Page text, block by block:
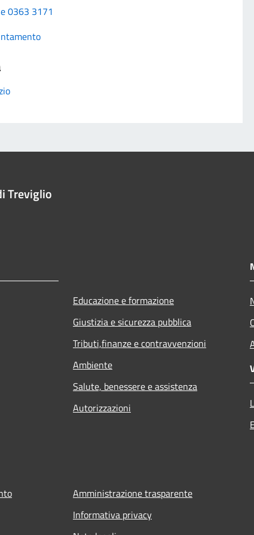
0363 3171
Treviglio
Educazione e formazione
Giustizia e sicurezza pubblica
Tributi,finanze e contravvenzioni
Ambiente
Salute, benessere e assistenza
Autorizzazioni
Amministrazione trasparente
Informativa privacy